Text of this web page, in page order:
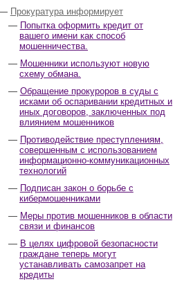
Прокуратура информирует
Попытка оформить кредит от
вашего имени как способ
мошенничества.
Мошенники используют новую
схему обмана.
Обращение прокуроров в суды с
исками об оспаривании кредитных и
иных договоров, заключенных под
влиянием мошенников
Противодействие преступлениям,
совершенным с использованием
информационно-коммуникационных
технологий
Подписан закон о борьбе с
кибермошенниками
Меры против мошенников в области
связи и финансов
В целях цифровой безопасности
граждане теперь могут
устанавливать самозапрет на
кредиты